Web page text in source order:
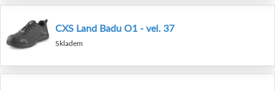
CXS Land Badu O1 - vel. 37
Skladem